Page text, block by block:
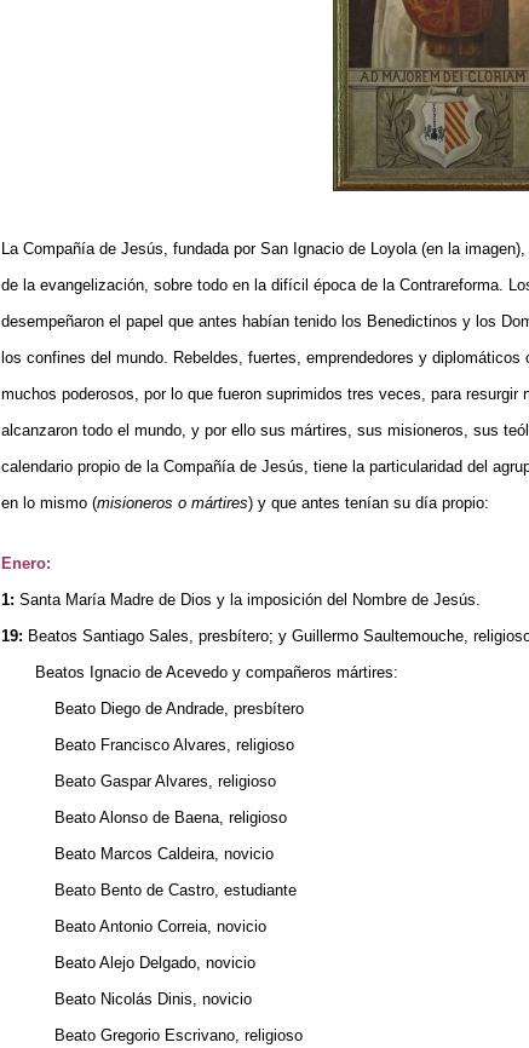
La Compañía de Jesús, fundada por San Ignacio de Loyola (en la
de la evangelización, sobre todo en la difícil época de la Contrareforma.
desempeñaron el papel que antes habían tenido los Benedictinos y los
los confines del mundo. Rebeldes, fuertes, emprendedores y
muchos poderosos, por lo que fueron suprimidos tres veces, para
alcanzaron todo el mundo, y por ello sus mártires, sus misioneros, sus
calendario propio de la Compañía de Jesús, tiene la particularidad del
en lo mismo (misioneros o mártires) y que antes tenían su día propio:
Enero:
1: Santa María Madre de Dios y la imposición del Nombre de Jesús.
19: Beatos Santiago Sales, presbítero; y Guillermo Saultemouche,
Beatos Ignacio de Acevedo y compañeros mártires:
Beato Diego de Andrade, presbítero
Beato Francisco Alvares, religioso
Beato Gaspar Alvares, religioso
Beato Alonso de Baena, religioso
Beato Marcos Caldeira, novicio
Beato Bento de Castro, estudiante
Beato Antonio Correia, novicio
Beato Alejo Delgado, novicio
Beato Nicolás Dinis, novicio
Beato Gregorio Escrivano, religioso